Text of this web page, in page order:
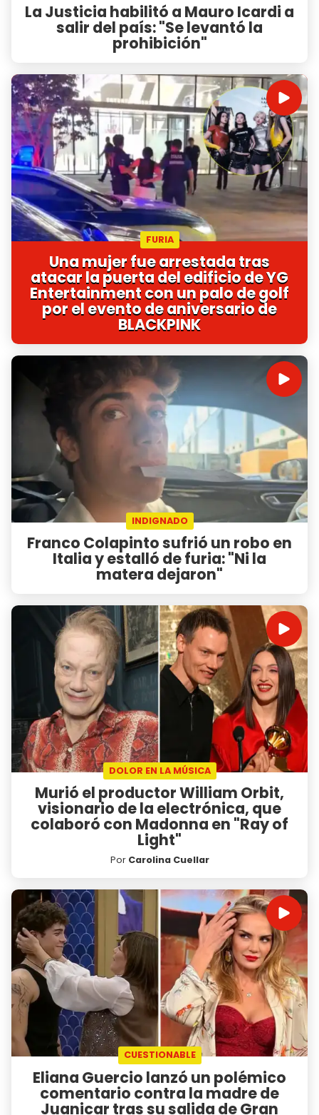
La Justicia habilitó a Mauro Icardi a
salir del país: "Se levantó la
prohibición"
FURIA
Una mujer fue arrestada tras
atacar la puerta del edificio de YG
Entertainment con un palo de golf
por el evento de aniversario de
BLACKPINK
INDIGNADO
Franco Colapinto sufrió un robo en
Italia y estalló de furia: "Ni la
matera dejaron"
DOLOR EN LA MÚSICA
Murió el productor William Orbit,
visionario de la electrónica, que
colaboró con Madonna en "Ray of
Light"
Por Carolina Cuellar
CUESTIONABLE
Eliana Guercio lanzó un polémico
comentario contra la madre de
Juanicar tras su salida de Gran